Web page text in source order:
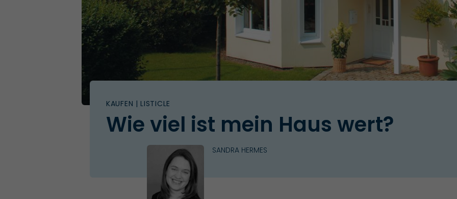
KAUFEN | LISTICLE
Wie viel ist mein Haus wert?
SANDRA HERMES